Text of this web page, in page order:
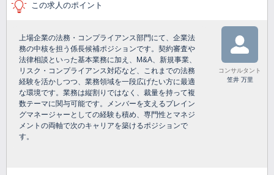
この求人のポイント
上場企業の法務・コンプライアンス部門にて、企業法
務の中核を担う係長候補ポジションです。契約審査や
法律相談といった基本業務に加え、M&A、新規事業、
リスク・コンプライアンス対応など、これまでの法務
経験を活かしつつ、業務領域を一段広げたい方に最適
な環境です。業務は縦割りではなく、裁量を持って複
数テーマに関与可能です。メンバーを支えるプレイン
グマネージャーとしての経験も積め、専門性とマネジ
メントの両軸で次のキャリアを築けるポジションで
す。
コンサルタント
笠井 万里